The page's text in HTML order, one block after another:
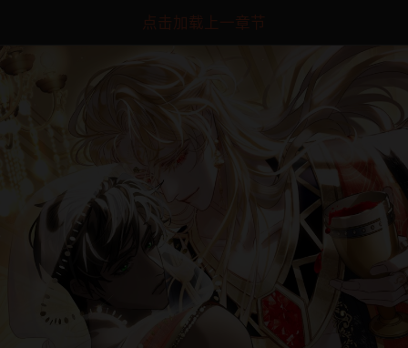
点击加载上一章节